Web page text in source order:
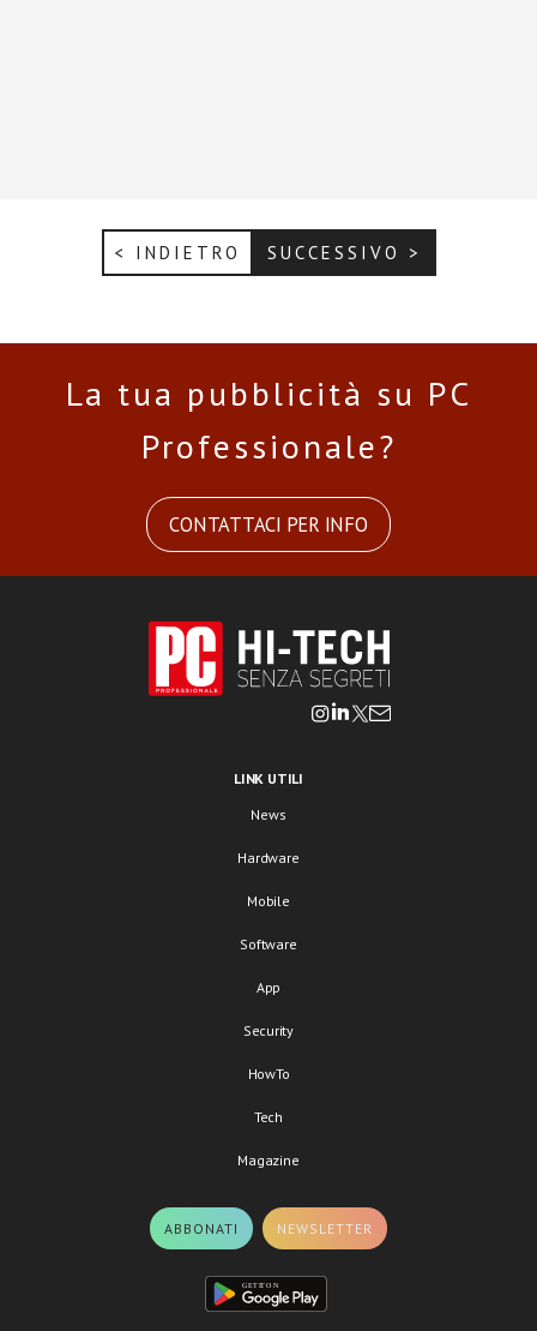
< INDIETRO SUCCESSIVO >
La tua pubblicità su PC
Professionale?
CONTATTACI PER INFO
LINK UTILI
News
Hardware
Mobile
Software
App
Security
HowTo
Tech
Magazine
ABBONATI NEWSLETTER